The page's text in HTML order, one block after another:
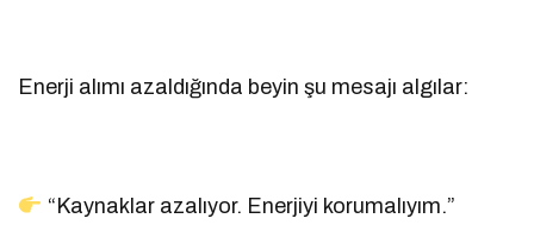
Enerji alımı azaldığında beyin şu mesajı algılar:
“Kaynaklar azalıyor. Enerjiyi korumalıyım.”